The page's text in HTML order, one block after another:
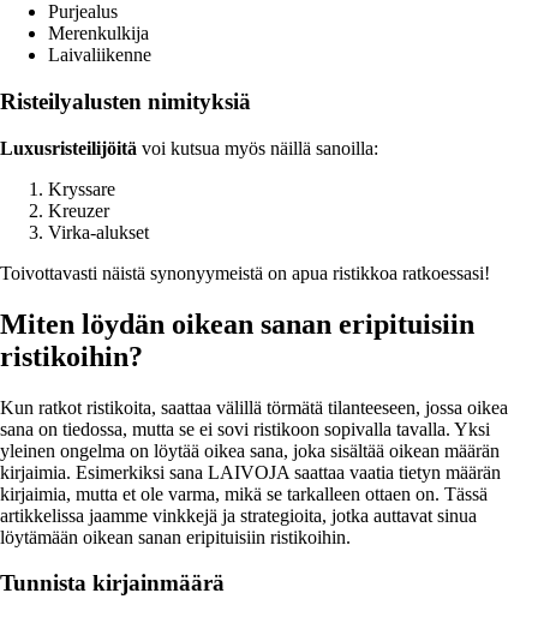
Purjealus
Merenkulkija
Laivaliikenne
Risteilyalusten nimityksiä
Luxusristeilijöitä voi kutsua myös näillä sanoilla:
Kryssare
Kreuzer
Virka-alukset
Toivottavasti näistä synonyymeistä on apua ristikkoa ratkoessasi!
Miten löydän oikean sanan eripituisiin
ristikoihin?
Kun ratkot ristikoita, saattaa välillä törmätä tilanteeseen, jossa oikea
sana on tiedossa, mutta se ei sovi ristikoon sopivalla tavalla. Yksi
yleinen ongelma on löytää oikea sana, joka sisältää oikean määrän
kirjaimia. Esimerkiksi sana LAIVOJA saattaa vaatia tietyn määrän
kirjaimia, mutta et ole varma, mikä se tarkalleen ottaen on. Tässä
artikkelissa jaamme vinkkejä ja strategioita, jotka auttavat sinua
löytämään oikean sanan eripituisiin ristikoihin.
Tunnista kirjainmäärä